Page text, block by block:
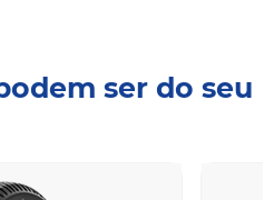
ser do seu